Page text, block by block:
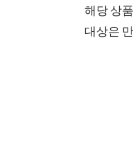
해당 상
대상은